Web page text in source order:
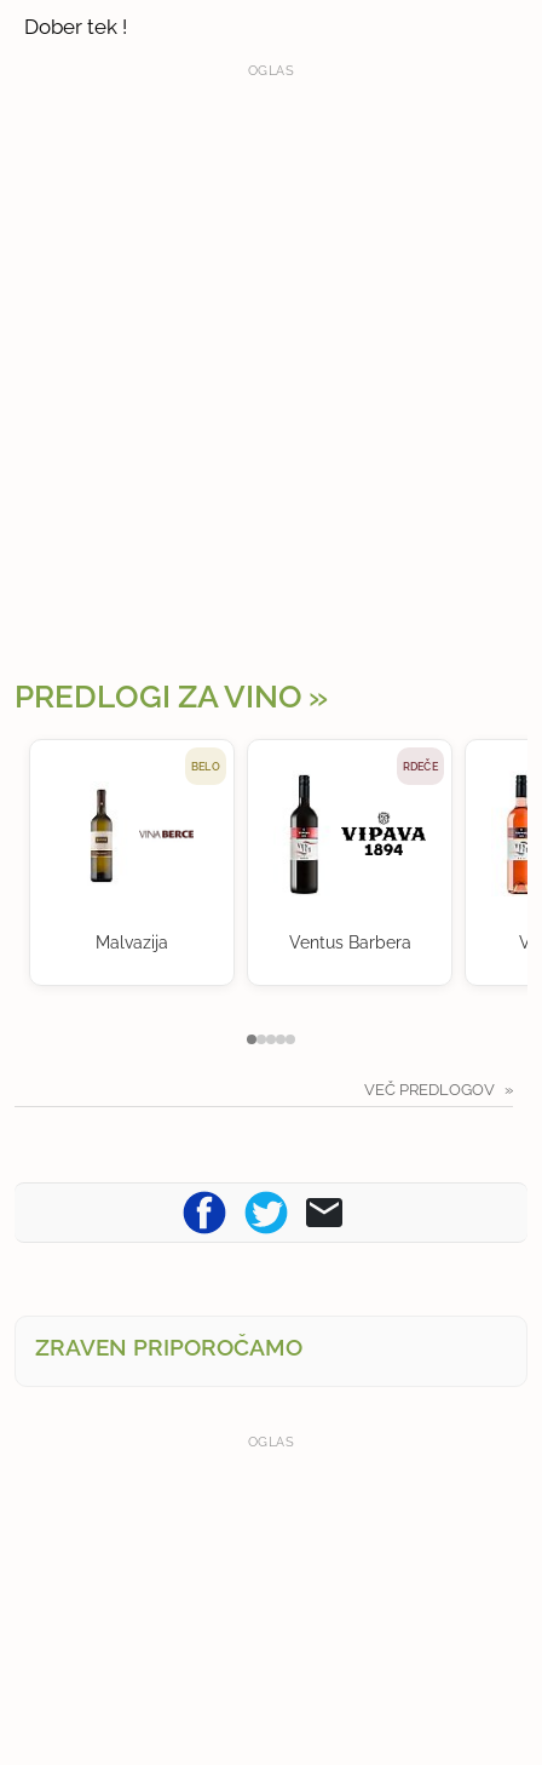
Dober tek !
OGLAS
PREDLOGI ZA VINO
BELO
Malvazija
RDEČE
Ventus Barbera
VEČ PREDLOGOV
ZRAVEN PRIPOROČAMO
OGLAS